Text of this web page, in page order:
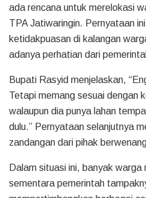
ada rencana untuk merelokasi
TPA Jatiwaringin. Pernyataan
ketidakpuasan di kalangan
adanya perhatian dari
Bupati Rasyid menjelaskan,
Tetapi memang sesuai dengan
walaupun dia punya lahan
dulu.” Pernyataan selanjutnya
zandangan dari pihak
Dalam situasi ini, banyak warga
sementara pemerintah